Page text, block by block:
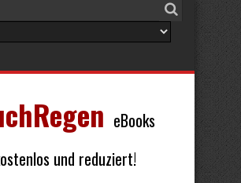
eBooks
und reduziert!